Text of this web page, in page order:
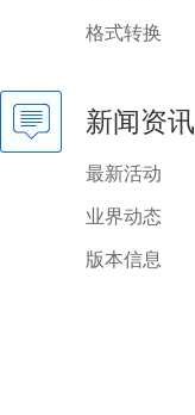
格式转换
新闻资讯
最新活动
业界动态
版本信息